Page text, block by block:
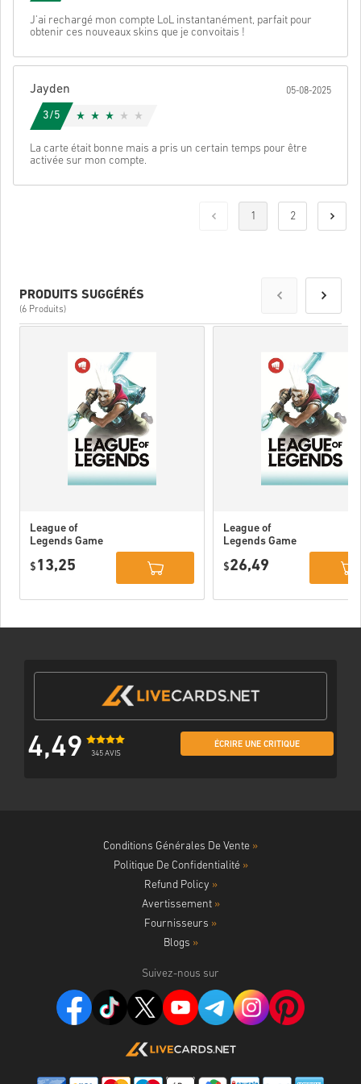
J'ai rechargé mon compte LoL instantanément, parfait pour
obtenir ces nouveaux skins que je convoitais !
Jayden 05-08-2025
3/5
La carte était bonne mais a pris un certain temps pour être
activée sur mon compte.
1 2
PRODUITS SUGGÉRÉS
(6 Produits)
League of
Legends Game
$ 13,25
League of
Legends Game
$26,49
4,49 345 AVIS
ÉCRIRE UNE CRITIQUE
Conditions Générales De Vente »
Politique De Confidentialité »
Refund Policy »
Avertissement »
Fournisseurs »
Blogs »
Suivez-nous sur